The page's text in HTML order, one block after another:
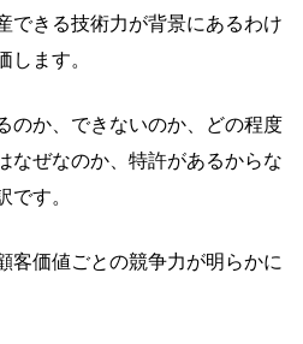
できる技術力が背景にあるわけ
します。
のか、できないのか、どの程度
なぜなのか、特許があるからな
です。
客価値ごとの競争力が明らかに